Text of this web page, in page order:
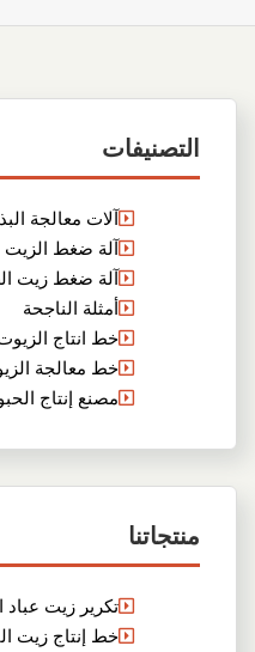
التصنيفات
آلات معالجة
آلة ضغط الزيت
آلة ضغط زيت
أمثلة الناجحة
خط انتاج الزيوت
خط معالجة
مصنع إنتاج
منتجاتنا
تكرير زيت
خط إنتاج زيت